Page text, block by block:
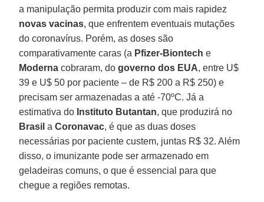
a manipulação permita produzir com mais rapidez
novas vacinas, que enfrentem eventuais mutações
do coronavírus. Porém, as doses são
comparativamente caras (a Pfizer-Biontech e
Moderna cobraram, dogoverno dos EUA, entre U$
39 e U$ 50 por paciente – de R$ 200 a R$ 250) e
precisam ser armazenadas a até -70ºC. Já a
estimativa do Instituto Butantan, que produzirá no
Brasil aCoronavac, é que as duas doses
necessárias por paciente custem, juntas R$ 32. Além
disso, o imunizante pode ser armazenado em
geladeiras comuns, o que é essencial para que
chegue a regiões remotas.